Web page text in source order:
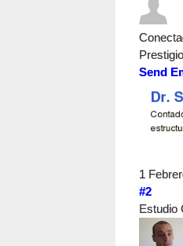
Prestigio
Send
1
#2
Estudio